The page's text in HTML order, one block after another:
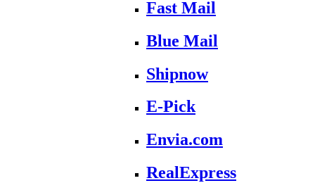
Fast Mail
Blue Mail
Shipnow
E-Pick
Envia.com
RealExpress